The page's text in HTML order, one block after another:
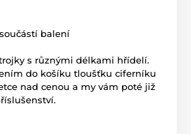
balení
s různými délkami hřídelí.
do košíku tloušťku ciferníku
nad cenou a my vám poté již